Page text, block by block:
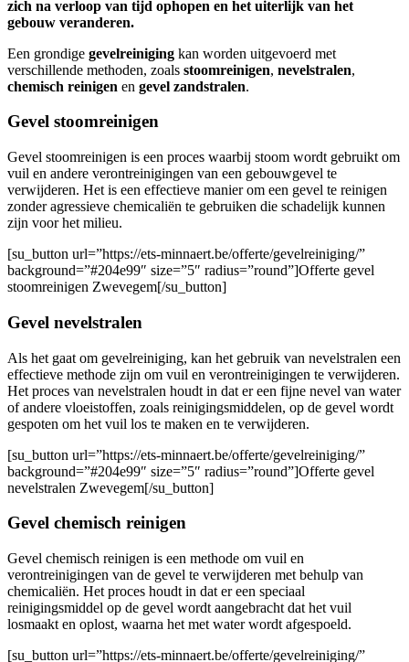
zich na verloop van tijd ophopen en het uiterlijk van het
gebouw veranderen.
Een grondige gevelreiniging kan worden uitgevoerd met
verschillende methoden, zoals stoomreinigen, nevelstralen,
chemisch reinigen en gevel zandstralen.
Gevel stoomreinigen
Gevel stoomreinigen is een proces waarbij stoom wordt gebruikt om
vuil en andere verontreinigingen van een gebouwgevel te
verwijderen. Het is een effectieve manier om een ​​gevel te reinigen
zonder agressieve chemicaliën te gebruiken die schadelijk kunnen
zijn voor het milieu.
[su_button url=”https://ets-minnaert.be/offerte/gevelreiniging/”
background=”#204e99″ size=”5″ radius=”round”]Offerte gevel
stoomreinigen Zwevegem[/su_button]
Gevel nevelstralen
Als het gaat om gevelreiniging, kan het gebruik van nevelstralen een
effectieve methode zijn om vuil en verontreinigingen te verwijderen.
Het proces van nevelstralen houdt in dat er een fijne nevel van water
of andere vloeistoffen, zoals reinigingsmiddelen, op de gevel wordt
gespoten om het vuil los te maken en te verwijderen.
[su_button url=”https://ets-minnaert.be/offerte/gevelreiniging/”
background=”#204e99″ size=”5″ radius=”round”]Offerte gevel
nevelstralen Zwevegem[/su_button]
Gevel chemisch reinigen
Gevel chemisch reinigen is een methode om vuil en
verontreinigingen van de gevel te verwijderen met behulp van
chemicaliën. Het proces houdt in dat er een speciaal
reinigingsmiddel op de gevel wordt aangebracht dat het vuil
losmaakt en oplost, waarna het met water wordt afgespoeld.
[su_button url=”https://ets-minnaert.be/offerte/gevelreiniging/”